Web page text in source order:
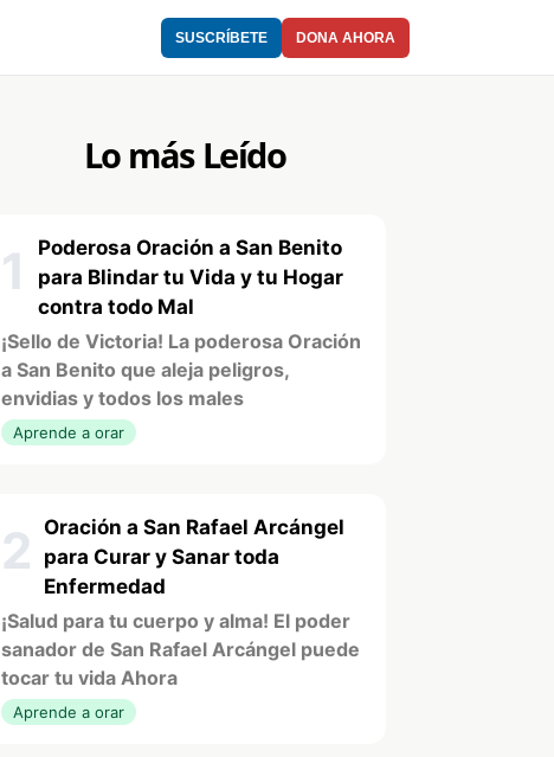
SUSCRÍBETE DONA AHORA
Lo más Leído
1
Poderosa Oración a San Benito
para Blindar tu Vida y tu Hogar
contra todo Mal
¡Sello de Victoria! La poderosa Oración
a San Benito que aleja peligros,
envidias y todos los males
Aprende a orar
2 Oración a San Rafael Arcángel
para Curar y Sanar toda
Enfermedad
¡Salud para tu cuerpo y alma! El poder
sanador de San Rafael Arcángel puede
tocar tu vida Ahora
Aprende a orar